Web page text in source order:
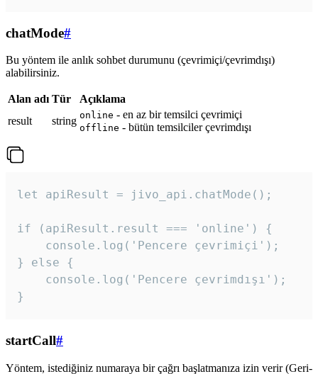
chatMode#
Bu yöntem ile anlık sohbet durumunu (çevrimiçi/çevrimdışı)
alabilirsiniz.
Alan adı Tür
Açıklama
result
string online - en az bir temsilci çevrimiçi
offline - bütün temsilciler çevrimdışı
let apiResult = jivo_api.chatMode();
if (apiResult.result === 'online') {
    console.log('Pencere çevrimiçi');
} else {
    console.log('Pencere çevrimdışı');
}
startCall#
Yöntem, istediğiniz numaraya bir çağrı başlatmanıza izin verir (Geri-